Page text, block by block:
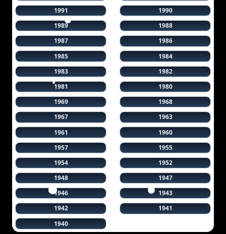
1991
1990
1989
1988
1987
1986
1985
1984
1983
1982
1981
1980
1969
1968
1967
1963
1961
1960
1957
1955
1954
1952
1948
1947
1946
1943
1942
1941
1940